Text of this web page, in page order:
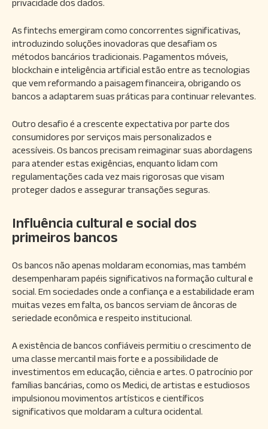
privacidade dos dados.
As fintechs emergiram como concorrentes significativas,
introduzindo soluções inovadoras que desafiam os
métodos bancários tradicionais. Pagamentos móveis,
blockchain e inteligência artificial estão entre as tecnologias
que vem reformando a paisagem financeira, obrigando os
bancos a adaptarem suas práticas para continuar relevantes.
Outro desafio é a crescente expectativa por parte dos
consumidores por serviços mais personalizados e
acessíveis. Os bancos precisam reimaginar suas abordagens
para atender estas exigências, enquanto lidam com
regulamentações cada vez mais rigorosas que visam
proteger dados e assegurar transações seguras.
Influência cultural e social dos
primeiros bancos
Os bancos não apenas moldaram economias, mas também
desempenharam papéis significativos na formação cultural e
social. Em sociedades onde a confiança e a estabilidade eram
muitas vezes em falta, os bancos serviam de âncoras de
seriedade econômica e respeito institucional.
A existência de bancos confiáveis permitiu o crescimento de
uma classe mercantil mais forte e a possibilidade de
investimentos em educação, ciência e artes. O patrocínio por
famílias bancárias, como os Medici, de artistas e estudiosos
impulsionou movimentos artísticos e científicos
significativos que moldaram a cultura ocidental.